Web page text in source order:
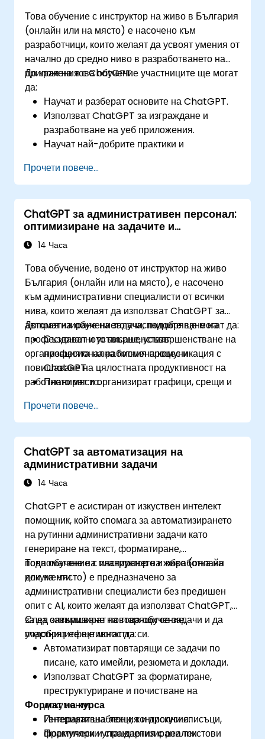
Това обучение с инструктор на живо в България
(онлайн или на място) е насочено към
разработчици, които желаят да усвоят умения от
начално до средно ниво в разработването на
приложения с ChatGPT.
До края на това обучение участниците ще могат
да:
Научат и разберат основите на ChatGPT.
Използват ChatGPT за изграждане и
разработване на уеб приложения.
Научат най-добрите практики и
Прочети повече...
ChatGPT за административен персонал:
оптимизиране на задачите и
продуктивност
14 Часа
Това обучение, водено от инструктор на живо
България (онлайн или на място), е насочено
към административни специалисти от всички
нива, които желаят да използват ChatGPT за
автоматизиране на задачи, подобряване на
професионалното писане, усъвършенстване на
организацията на работния процес и
повишаване на цялостната продуктивност на
работното място.
До края на обучението участниците ще могат да:
Създават и усъвършенстват
професионална писмена комуникация с
ChatGPT.
Планират и организират графици, срещи и
промптове.
Генерират и анализират административно
съдържание, като доклади и резюмета.
Интегрират ChatGPT с инструменти за
продуктивност и автоматизират рутинни
работни потоци.
Прочети повече...
ChatGPT за автоматизация на
административни задачи
14 Часа
ChatGPT е асистиран от изкуствен интелект
помощник, който спомага за автоматизирането
на рутинни административни задачи като
генериране на текст, форматиране,
подпомагане на планирането и обработка на
документи.
Това обучение с инструктор на живо (онлайн
или на място) е предназначено за
административни специалисти без предишен
опит с AI, които желаят да използват ChatGPT,
за да оптимизират повтарящи се задачи и да
подобрят ефективността си.
След завършване на това обучение,
участниците ще могат да:
Автоматизират повтарящи се задачи по
писане, като имейли, резюмета и доклади.
Използват ChatGPT за форматиране,
преструктуриране и почистване на
документи.
Генерират шаблони, контролни списъци,
формуляри и стандартизирани текстови
Формат на курса
Интерактивна лекция и дискусия.
Практически упражнения с реални